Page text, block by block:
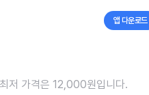
앱 다운로드
저 가격은 12,000원입니다.